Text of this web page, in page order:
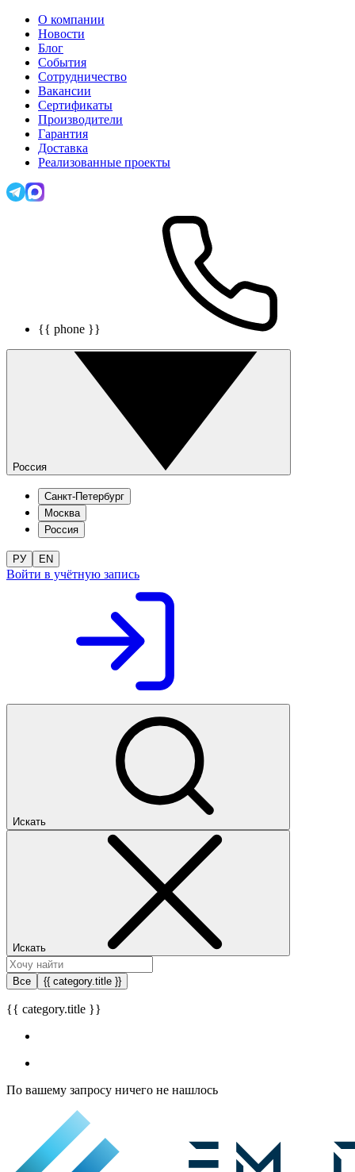
О компании
Новости
Блог
События
Сотрудничество
Вакансии
Сертификаты
Производители
Гарантия
Доставка
Реализованные проекты
{{ phone }}
Россия
Санкт-Петербург
Москва
Россия
РУ EN
Войти в учётную запись
Искать
Искать
Все {{ category.title }}
{{ category.title }}
По вашему запросу ничего не нашлось